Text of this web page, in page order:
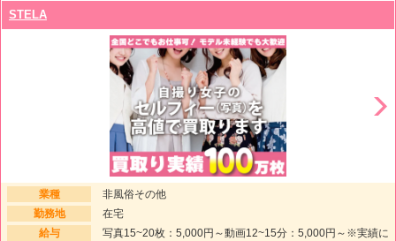
STELA
業種
非風俗その他
勤務地
在宅
給与
写真15~20枚：5,000円～動画12~15分：5,000円～※実績に